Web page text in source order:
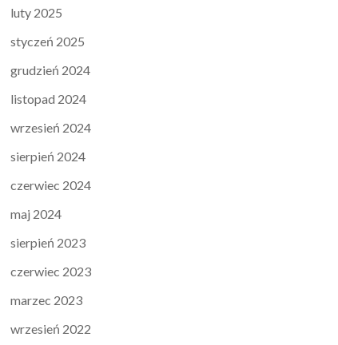
luty 2025
styczeń 2025
grudzień 2024
listopad 2024
wrzesień 2024
sierpień 2024
czerwiec 2024
maj 2024
sierpień 2023
czerwiec 2023
marzec 2023
wrzesień 2022